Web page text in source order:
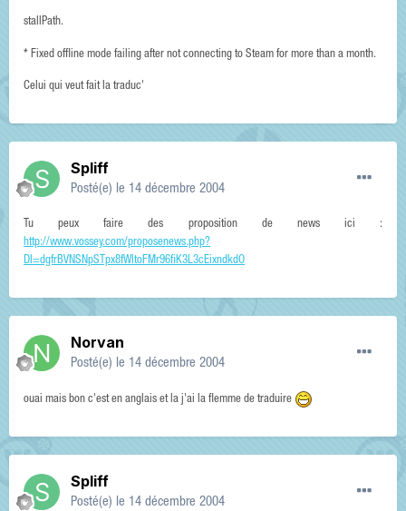
stallPath.
* Fixed offline mode failing after not connecting to Steam for more than a month.
Celui qui veut fait la traduc'
Spliff
Posté(e) le 14 décembre 2004
Tu peux faire des proposition de news ici :
http://www.vossey.com/proposenews.php?
DI=dgfrBVNSNpSTpx8fWItoFMr96fiK3L3cEixndkdO
Norvan
Posté(e) le 14 décembre 2004
ouai mais bon c'est en anglais et la j'ai la flemme de traduire
Spliff
Posté(e) le 14 décembre 2004